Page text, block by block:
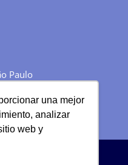
una mejor
analizar
web y
Paulo